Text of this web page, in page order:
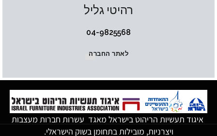
רהיטי גליל
04-9825568
לאתר החברה
איגוד תעשיות הריהוט בישראל מאגד עשרות חברות מעצבות
ויצרניות, מובילות בתחומן בשוק הישראלי.